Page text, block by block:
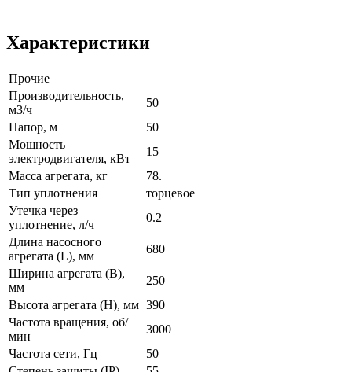
Характеристики
Прочие
Производительность,
м3/ч
50
Напор, м
50
Мощность
электродвигателя, кВт
15
Масса агрегата, кг
78.
Тип уплотнения
торцевое
Утечка через
уплотнение, л/ч
0.2
Длина насосного
агрегата (L), мм
680
Ширина агрегата (B),
мм
250
Высота агрегата (H), мм 390
Частота вращения, об/
мин
3000
Частота сети, Гц
50